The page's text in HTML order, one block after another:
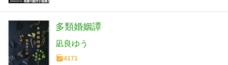
多類婚姻譚
凪良ゆう
4171